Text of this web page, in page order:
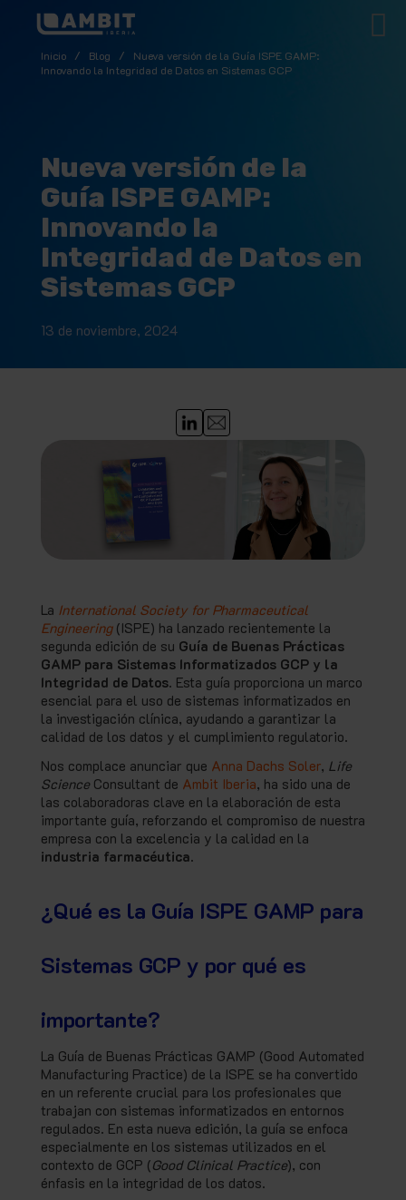
Inicio / Blog /
Nueva versión de la Guía ISPE GAMP:
Innovando la Integridad de Datos en Sistemas GCP
Nueva versión de la
Guía ISPE GAMP:
Innovando la
Integridad de Datos en
Sistemas GCP
13 de noviembre, 2024
La International Society for Pharmaceutical
Engineering (ISPE) ha lanzado recientemente la
segunda edición de su Guía de Buenas Prácticas
GAMP para Sistemas Informatizados GCP y la
Integridad de Datos. Esta guía proporciona un marco
esencial para el uso de sistemas informatizados en
la investigación clínica, ayudando a garantizar la
calidad de los datos y el cumplimiento regulatorio.
Nos complace anunciar que Anna Dachs Soler, Life
Science Consultant de Ambit Iberia, ha sido una de
las colaboradoras clave en la elaboración de esta
importante guía, reforzando el compromiso de nuestra
empresa con la excelencia y la calidad en la
industria farmacéutica.
¿Qué es la Guía ISPE GAMP para
Sistemas GCP y por qué es
importante?
La Guía de Buenas Prácticas GAMP (Good Automated
Manufacturing Practice) de la ISPE se ha convertido
en un referente crucial para los profesionales que
trabajan con sistemas informatizados en entornos
regulados. En esta nueva edición, la guía se enfoca
especialmente en los sistemas utilizados en el
contexto de GCP (Good Clinical Practice), con
énfasis en la integridad de los datos.